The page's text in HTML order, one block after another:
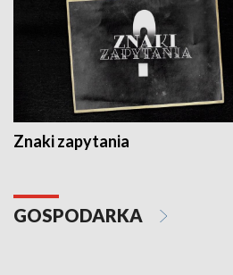
Znaki zapytania
GOSPODARKA